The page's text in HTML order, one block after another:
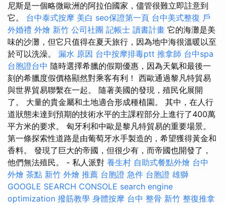
尼斯是一個略微歐洲的阿拉伯國家，儘管很難立即註意到
它。 台中泰式按摩 美白 seo保證第一頁 台中美式整復 戶
外婚禮 外燴 新竹 公司社團 記帳士 讀書計畫 它的海灘是美
味的沙灘，但它只值得在夏天旅行，因為地中海很溫暖以至
於可以洗澡。 漏水 原因 台中按摩排毒ptt 推拿師 台中spa
台胞證台中 隨時選擇希臘的假期優惠，因為天氣和最後一
刻的希臘度假價格顯然對乘客有利！ 西歐通過黎凡特貿易
與世界貿易聯繫在一起。 隨著美國的發現，殖民化展開
了。 大量的貴金屬和土地適合形成種植園。 其中，在人行
道狀態未達到預期的技術水平的主課程部分上進行了400萬
平方米的要求。 匈牙利和中歐是黎凡特貿易的重要場景。
第一條探索性道路是由葡萄牙水手製造的，希望獲得黃金和
香料。 發現了巨大的帝國，但很少有，而帝國也開發了，
他們無法殖民。 - 私人派對 養生村 自助式餐點外燴 台中
外燴 茶點 新竹 外燴 推薦 台胞證 急件 台胞證 雄獅
GOOGLE SEARCH CONSOLE search engine
optimization 撥筋教學 身體按摩 台中 整骨 新竹 整復推拿